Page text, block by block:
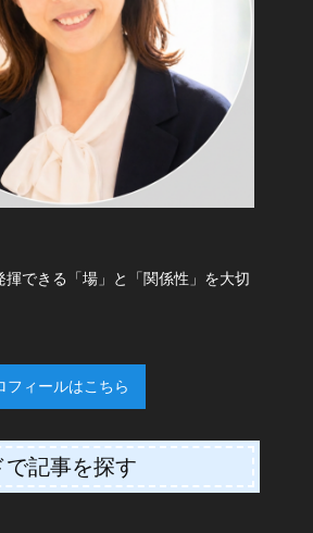
揮できる「場」と「関係性」を大切
フィールはこちら
で記事を探す